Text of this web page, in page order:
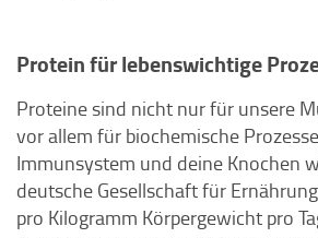
Protein für lebenswichtige
Proteine sind nicht nur für unsere
vor allem für biochemische
Immunsystem und deine Knochen
deutsche Gesellschaft für
pro Kilogramm Körpergewicht pro